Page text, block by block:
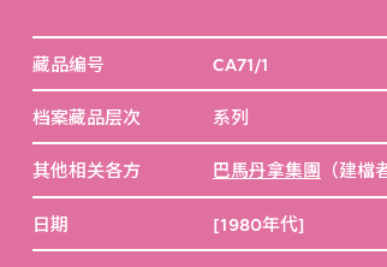
藏品编号 CA71/1
档案藏品层次 系列
其他相关各方 巴馬丹拿集團 （建檔
日期 [1980年代]